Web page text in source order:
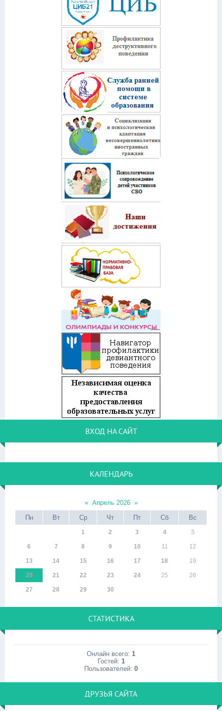
ВХОД НА САЙТ
КАЛЕНДАРЬ
« Апрель 2026 »
Пн
Вт Ср Чт Пт Сб Вс
1 2 3 4 5
6 7 8 9 10 11 12
13 14 15 16 17 18 19
20 21 22 23 24 25 26
27 28 29 30
СТАТИСТИКА
Онлайн всего: 1
Гостей: 1
Пользователей: 0
ДРУЗЬЯ САЙТА